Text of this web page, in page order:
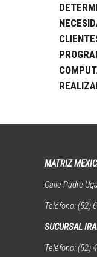
MATRIZ
Calle Padre
Teléfono: (52)
SUCURSAL
Teléfono: (52)